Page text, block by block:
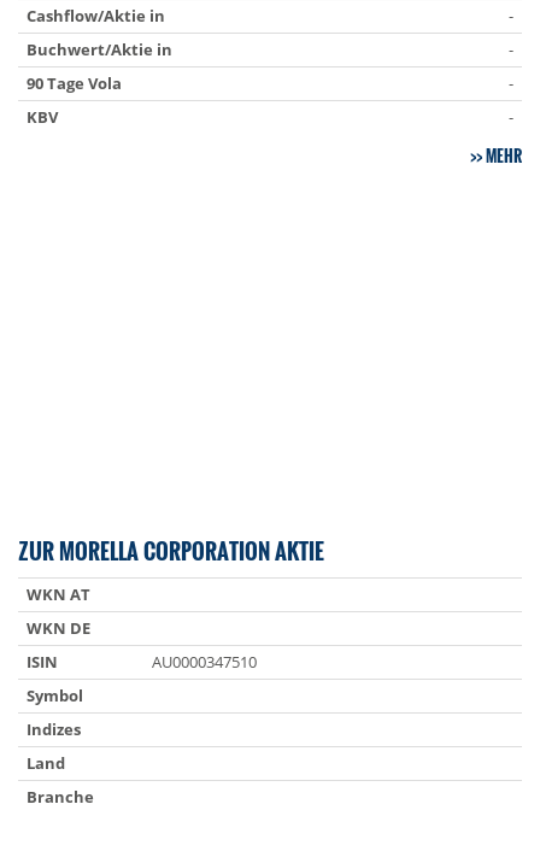
Cashflow/Aktie in
-
Buchwert/Aktie in
-
90 Tage Vola
-
KBV
-
MEHR
ZUR MORELLA CORPORATION AKTIE
WKN AT
WKN DE
ISIN
AU0000347510
Symbol
Indizes
Land
Branche